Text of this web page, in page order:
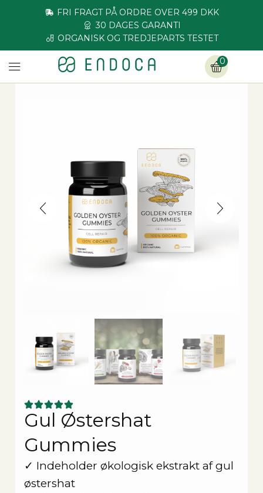
FRI FRAGT PÅ ORDRE OVER 499 DKK
30 DAGES GARANTI
ORGANISK OG TREDJEPARTS TESTET
0
Gul Østershat
Gummies
✓ Indeholder økologisk ekstrakt af gul
østershat